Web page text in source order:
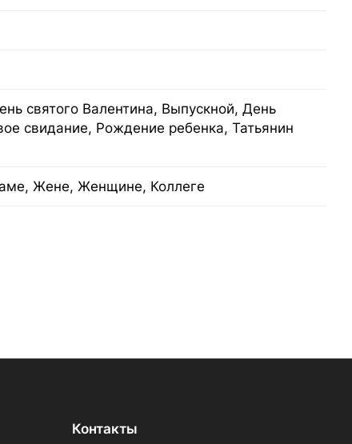
святого Валентина, Выпускной, День
свидание, Рождение ребенка, Татьянин
Жене, Женщине, Коллеге
Контакты